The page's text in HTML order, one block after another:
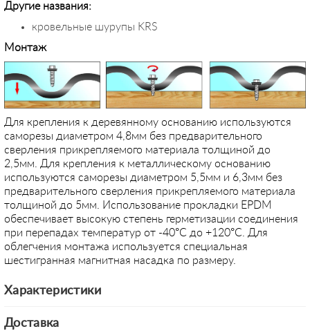
Другие названия:
кровельные шурупы KRS
Монтаж
Для крепления к деревянному основанию используются
саморезы диаметром 4,8мм без предварительного
сверления прикрепляемого материала толщиной до
2,5мм. Для крепления к металлическому основанию
используются саморезы диаметром 5,5мм и 6,3мм без
предварительного сверления прикрепляемого материала
толщиной до 5мм. Использование прокладки EPDM
обеспечивает высокую степень герметизации соединения
при перепадах температур от -40°С до +120°С. Для
облегчения монтажа используется специальная
шестигранная магнитная насадка по размеру.
Характеристики
Доставка